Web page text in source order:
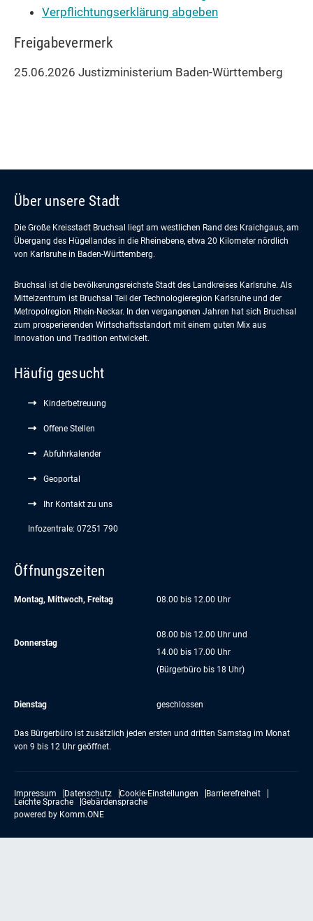
Verpflichtungserklärung abgeben
Freigabevermerk
25.06.2026 Justizministerium Baden-Württemberg
Über unsere Stadt
Die Große Kreisstadt Bruchsal liegt am westlichen Rand des Kraichgaus, am
Übergang des Hügellandes in die Rheinebene, etwa 20 Kilometer nördlich
von Karlsruhe in Baden-Württemberg.
Bruchsal ist die bevölkerungsreichste Stadt des Landkreises Karlsruhe. Als
Mittelzentrum ist Bruchsal Teil der Technologieregion Karlsruhe und der
Metropolregion Rhein-Neckar. In den vergangenen Jahren hat sich Bruchsal
zum prosperierenden Wirtschaftsstandort mit einem guten Mix aus
Innovation und Tradition entwickelt.
Häufig gesucht
Kinderbetreuung
Offene Stellen
Abfuhrkalender
Geoportal
Ihr Kontakt zu uns
Infozentrale: 07251 790
Öffnungszeiten
Montag, Mittwoch, Freitag 08.00 bis 12.00 Uhr
Donnerstag
08.00 bis 12.00 Uhr und
14.00 bis 17.00 Uhr
(Bürgerbüro bis 18 Uhr)
Dienstag geschlossen
Das Bürgerbüro ist zusätzlich jeden ersten und dritten Samstag im Monat
von 9 bis 12 Uhr geöffnet.
Impressum Datenschutz Cookie-Einstellungen
Barrierefreiheit
Leichte Sprache
Gebärdensprache
powered by Komm.ONE